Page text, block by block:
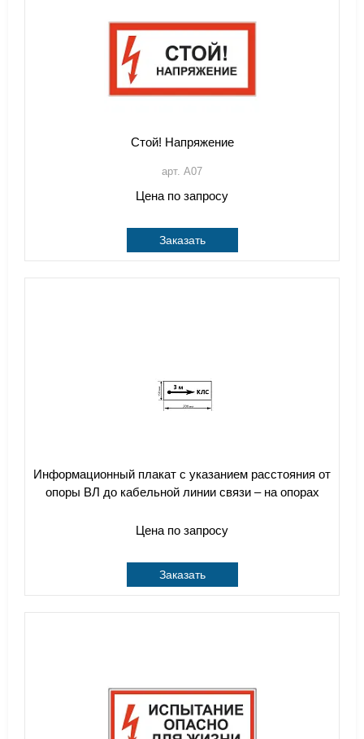
Стой! Напряжение
арт. A07
Цена по запросу
Заказать
Информационный плакат с указанием расстояния от
опоры ВЛ до кабельной линии связи – на опорах
Цена по запросу
Заказать